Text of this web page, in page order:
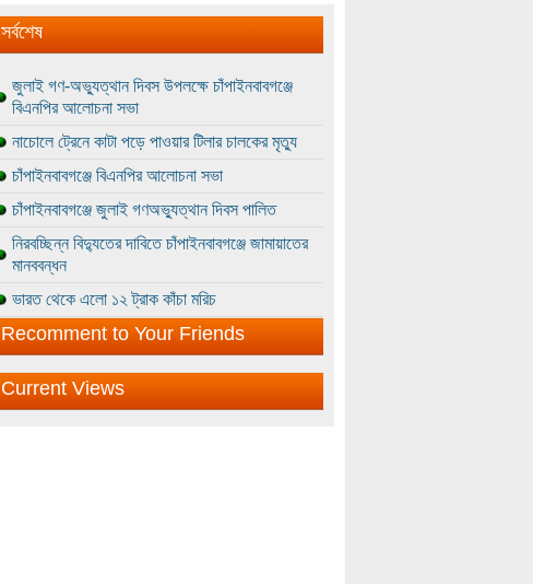
সর্বশেষ
জুলাই গণ-অভ্যুত্থান দিবস উপলক্ষে চাঁপাইনবাবগঞ্জে
বিএনপির আলোচনা সভা
নাচোলে ট্রেনে কাটা পড়ে পাওয়ার টিলার চালকের মৃত্যু
চাঁপাইনবাবগঞ্জে বিএনপির আলোচনা সভা
চাঁপাইনবাবগঞ্জে জুলাই গণঅভ্যুত্থান দিবস পালিত
নিরবচ্ছিন্ন বিদ্যুতের দাবিতে চাঁপাইনবাবগঞ্জে জামায়াতের
মানববন্ধন
ভারত থেকে এলো ১২ ট্রাক কাঁচা মরিচ
Recomment to Your Friends
Current Views